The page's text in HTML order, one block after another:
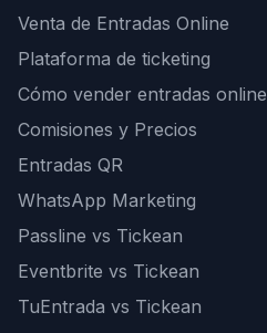
Venta de Entradas Online
Plataforma de ticketing
Cómo vender entradas online
Comisiones y Precios
Entradas QR
WhatsApp Marketing
Passline vs Tickean
Eventbrite vs Tickean
TuEntrada vs Tickean